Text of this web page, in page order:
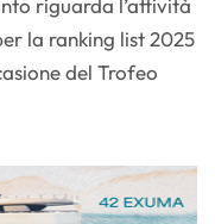
riguarda l’attività
la ranking list 2025
del Trofeo